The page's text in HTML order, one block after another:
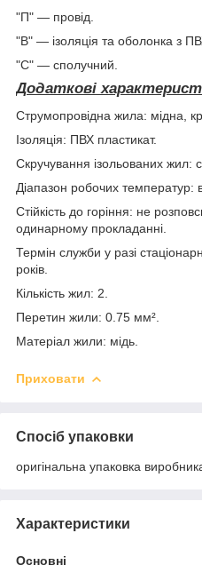
"П" — провід.
"В" — ізоляція та оболонка з
"С" — сполучний.
Додаткові
Струмопровідна жила: мідна,
Ізоляція: ПВХ пластикат.
Скручування ізольованих жил:
Діапазон робочих температур:
Стійкість до горіння: не
одинарному прокладанні.
Термін служби у разі
років.
Кількість жил: 2.
Перетин жили: 0.75 мм².
Матеріал жили: мідь.
Приховати
Спосіб упаковки
оригінальна упаковка
Характеристики
Основні